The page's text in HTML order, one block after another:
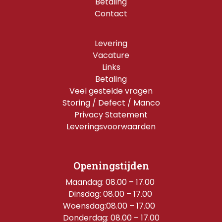
Contact
Levering
Vacature
Links
Betaling
Veel gestelde vragen
Storing / Defect / Manco
Privacy Statement
Leveringsvoorwaarden
Openingstijden
Maandag: 08.00 – 17.00
Dinsdag: 08.00 – 17.00
Woensdag:08.00 – 17.00
Donderdag: 08.00 – 17.00